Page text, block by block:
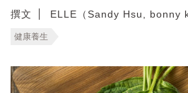
撰文 ELLE（Sandy Hsu, bonny
健康養生